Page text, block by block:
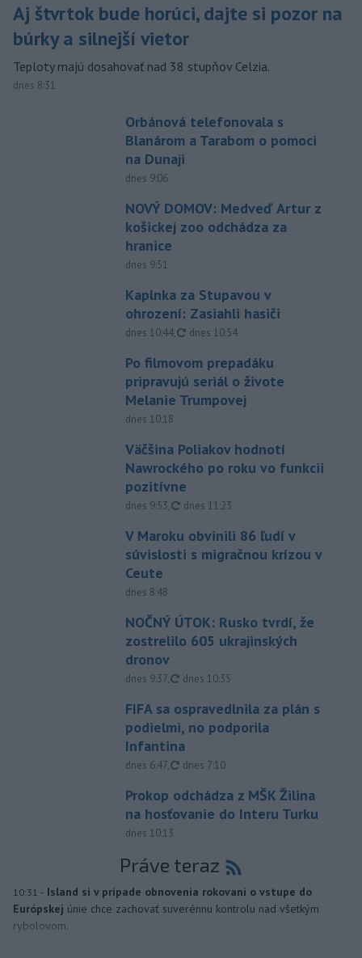
Aj štvrtok bude horúci, dajte si pozor na
búrky a silnejší vietor
Teploty majú dosahovať nad 38 stupňov Celzia.
dnes 8:31
Orbánová telefonovala s
Blanárom a Tarabom o pomoci
na Dunaji
dnes 9:06
NOVÝ DOMOV: Medveď Artur z
košickej zoo odchádza za
hranice
dnes 9:51
Kaplnka za Stupavou v
ohrození: Zasiahli hasiči
dnes 10:44, aktualizované
dnes 10:54
Po filmovom prepadáku
pripravujú seriál o živote
Melanie Trumpovej
dnes 10:18
Väčšina Poliakov hodnotí
Nawrockého po roku vo funkcii
pozitívne
dnes 9:53, aktualizované
dnes 11:23
V Maroku obvinili 86 ľudí v
súvislosti s migračnou krízou v
Ceute
dnes 8:48
NOČNÝ ÚTOK: Rusko tvrdí, že
zostrelilo 605 ukrajinských
dronov
dnes 9:37, aktualizované
dnes 10:35
FIFA sa ospravedlnila za plán s
podielmi, no podporila
Infantina
dnes 6:47, aktualizované
dnes 7:10
Prokop odchádza z MŠK Žilina
na hosťovanie do Interu Turku
dnes 10:13
Práve teraz
10:31 - Island si v prípade obnovenia rokovaní o vstupe do
Európskej únie chce zachovať suverénnu kontrolu nad všetkým
rybolovom.